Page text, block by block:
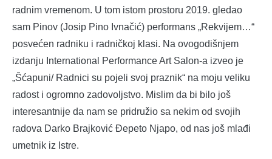
radnim vremenom. U tom istom prostoru 2019. gledao
sam Pinov (Josip Pino Ivnačić) performans „Rekvijem…“
posvećen radniku i radničkoj klasi. Na ovogodišnjem
izdanju International Performance Art Salon-a izveo je
„Šćapuni/ Radnici su pojeli svoj praznik“ na moju veliku
radost i ogromno zadovoljstvo. Mislim da bi bilo još
interesantnije da nam se pridružio sa nekim od svojih
radova Darko Brajković Đepeto Njapo, od nas još mlađi
umetnik iz Istre.